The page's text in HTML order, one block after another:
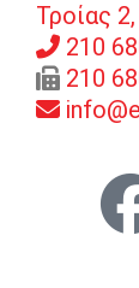
Τροίας
210
210